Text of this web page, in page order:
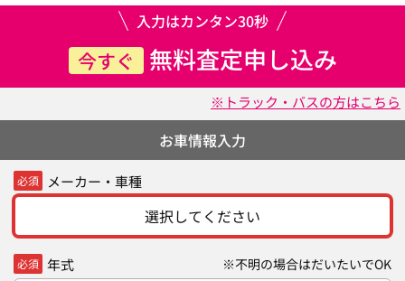
入力はカンタン30秒
今すぐ 無料査定申し込み
※トラック・バスの方はこちら
お車情報入力
必須 メーカー・車種
選択してください
必須 年式 ※不明の場合はだいたいでOK